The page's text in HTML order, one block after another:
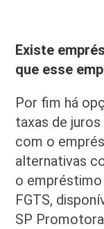
Existe
que esse
Por fim há
taxas de
com o
alternativas
o
FGTS,
SP Promotora